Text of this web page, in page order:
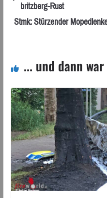
britzberg-Rust
Stmk: Stürzender
... und dann